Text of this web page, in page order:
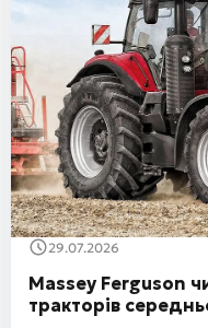
Massey Ferguson
тракторів
29.07.2026